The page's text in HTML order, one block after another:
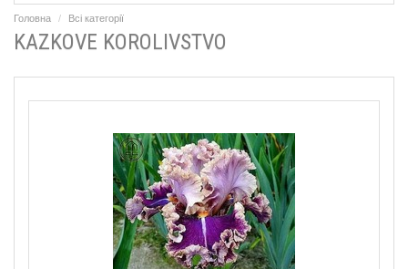
Головна Всі категорії
KAZKOVE KOROLIVSTVO